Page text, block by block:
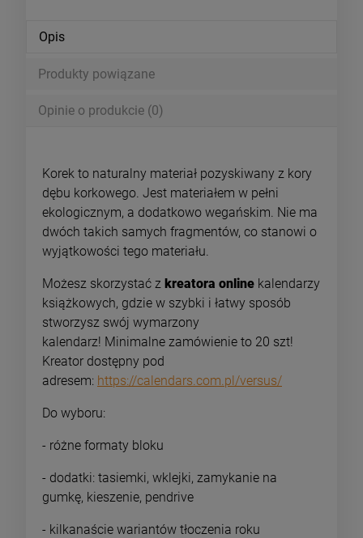
Opis
Produkty powiązane
Opinie o produkcie (0)
Korek to naturalny materiał pozyskiwany z kory
dębu korkowego. Jest materiałem w pełni
ekologicznym, a dodatkowo wegańskim. Nie ma
dwóch takich samych fragmentów, co stanowi o
wyjątkowości tego materiału.
Możesz skorzystać z kreatora online kalendarzy
książkowych, gdzie w szybki i łatwy sposób
stworzysz swój wymarzony
kalendarz! Minimalne zamówienie to 20 szt!
Kreator dostępny pod
adresem: https://calendars.com.pl/versus/
Do wyboru:
- różne formaty bloku
- dodatki: tasiemki, wklejki, zamykanie na
gumkę, kieszenie, pendrive
- kilkanaście wariantów tłoczenia roku